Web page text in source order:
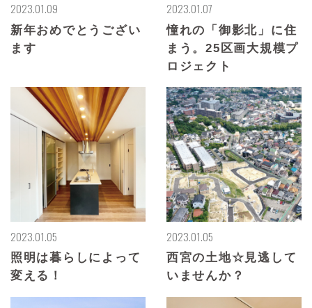
2023.01.09
新年おめでとうござい
ます
2023.01.07
憧れの「御影北」に住
まう。25区画大規模プ
ロジェクト
2023.01.05
照明は暮らしによって
変える！
2023.01.05
西宮の土地☆見逃して
いませんか？